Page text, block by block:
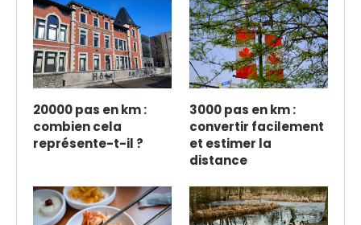
20000 pas en km :
combien cela
représente-t-il ?
3000 pas en km :
convertir facilement
et estimer la
distance